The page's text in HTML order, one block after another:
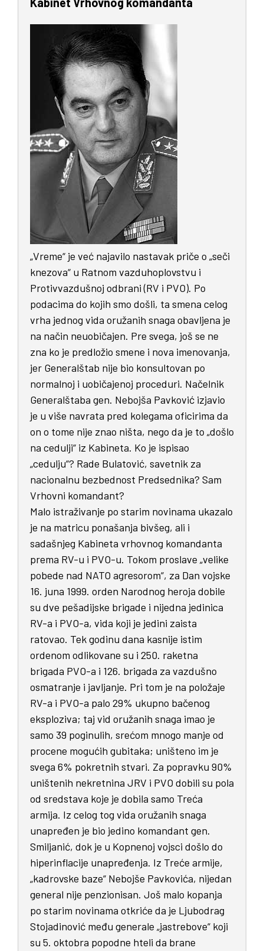
„Vreme“ je već najavilo nastavak priče o „seči
knezova“ u Ratnom vazduhoplovstvu i
Protivvazdušnoj odbrani (RV i PVO). Po
podacima do kojih smo došli, ta smena celog
vrha jednog vida oružanih snaga obavljena je
na način neuobičajen. Pre svega, još se ne
zna ko je predložio smene i nova imenovanja,
jer Generalštab nije bio konsultovan po
normalnoj i uobičajenoj proceduri. Načelnik
Generalštaba gen. Nebojša Pavković izjavio
je u više navrata pred kolegama oficirima da
on o tome nije znao ništa, nego da je to „došlo
na cedulji“ iz Kabineta. Ko je ispisao
„cedulju“? Rade Bulatović, savetnik za
nacionalnu bezbednost Predsednika? Sam
Vrhovni komandant?
Malo istraživanje po starim novinama ukazalo
je na matricu ponašanja bivšeg, ali i
sadašnjeg Kabineta vrhovnog komandanta
prema RV-u i PVO-u. Tokom proslave „velike
pobede nad NATO agresorom“, za Dan vojske
16. juna 1999. orden Narodnog heroja dobile
su dve pešadijske brigade i nijedna jedinica
RV-a i PVO-a, vida koji je jedini zaista
ratovao. Tek godinu dana kasnije istim
ordenom odlikovane su i 250. raketna
brigada PVO-a i 126. brigada za vazdušno
osmatranje i javljanje. Pri tom je na položaje
RV-a i PVO-a palo 29% ukupno bačenog
eksploziva; taj vid oružanih snaga imao je
samo 39 poginulih, srećom mnogo manje od
procene mogućih gubitaka; uništeno im je
svega 6% pokretnih stvari. Za popravku 90%
uništenih nekretnina JRV i PVO dobili su pola
od sredstava koje je dobila samo Treća
armija. Iz celog tog vida oružanih snaga
unapređen je bio jedino komandant gen.
Smiljanić, dok je u Kopnenoj vojsci došlo do
hiperinflacije unapređenja. Iz Treće armije,
„kadrovske baze“ Nebojše Pavkovića, nijedan
general nije penzionisan. Još malo kopanja
po starim novinama otkriće da je Ljubodrag
Stojadinović među generale „jastrebove“ koji
su 5. oktobra popodne hteli da brane